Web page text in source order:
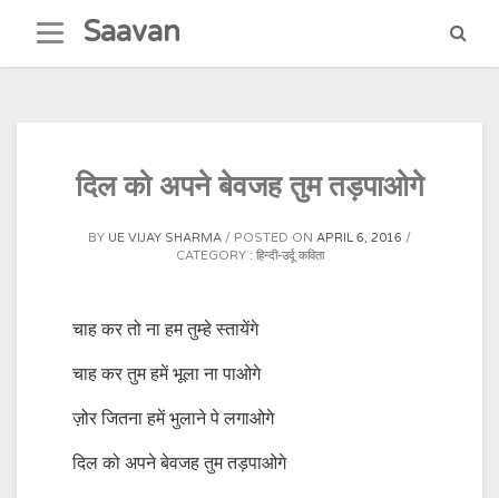
content
Saavan
दिल को अपने बेवजह तुम तड़पाओगे
BY UE VIJAY SHARMA POSTED ON APRIL 6, 2016
CATEGORY : हिन्दी-उर्दू कविता
चाह कर तो ना हम तुम्हे स्तायेंगे
चाह कर तुम हमें भूला ना पाओगे
ज़ोर जितना हमें भुलाने पे लगाओगे
दिल को अपने बेवजह तुम तड़पाओगे